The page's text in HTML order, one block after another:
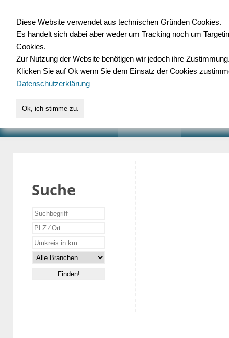
für Handwerk,
Suche
Diese Website verwendet aus technischen Gründen Cookies.
Es handelt sich dabei aber weder um Tracking noch um
Cookies.
Zur Nutzung der Website benötigen wir jedoch ihre
Klicken Sie auf Ok wenn Sie dem Einsatz der Cookies
Datenschutzerklärung
Ok, ich stimme zu.